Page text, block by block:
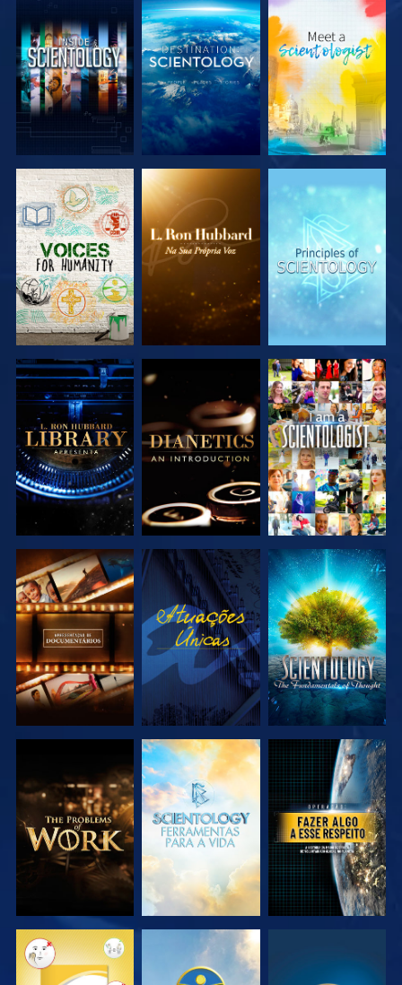
EXPLORAR A
SÉRIE
EXPLORAR A
SÉRIE
EXPLORAR A
SÉRIE
EXPLORAR A
SÉRIE
EXPLORAR A
SÉRIE
VER
EXPLORAR A
SÉRIE
VER
EXPLORAR A
SÉRIE
EXPLORAR A
SÉRIE
EXPLORAR A
SÉRIE
VER
VER VER VER